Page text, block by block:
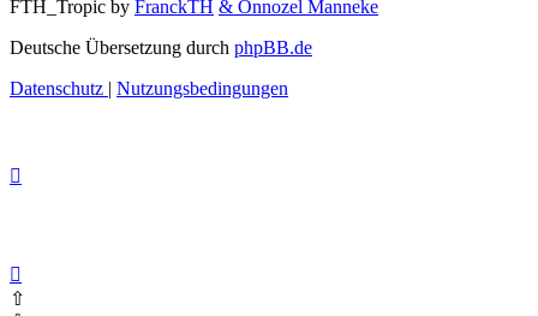
FTH_Tropic by FranckTH & Onnozel Manneke
Deutsche Übersetzung durch phpBB.de
Datenschutz | Nutzungsbedingungen
⇧